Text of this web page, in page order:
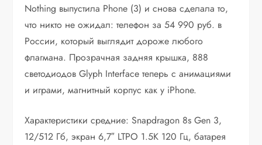
Nothing выпустила Phone (3) и снова сделала то,
что никто не ожидал: телефон за 54 990 руб. в
России, который выглядит дороже любого
флагмана. Прозрачная задняя крышка, 888
светодиодов Glyph Interface теперь с анимациями
и играми, магнитный корпус как у iPhone.
Характеристики средние: Snapdragon 8s Gen 3,
12/512 Гб, экран 6,7″ LTPO 1.5K 120 Гц, батарея